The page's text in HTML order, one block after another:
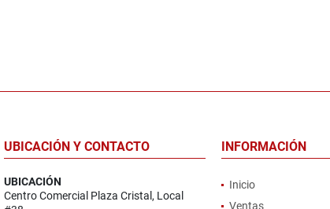
UBICACIÓN Y CONTACTO
UBICACIÓN
Centro Comercial Plaza Cristal, Local
INFORMACIÓN
Inicio
Ventas